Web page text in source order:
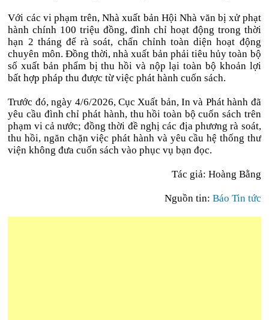
Với các vi phạm trên, Nhà xuất bản Hội Nhà văn bị xử phạt
hành chính 100 triệu đồng, đình chỉ hoạt động trong thời
hạn 2 tháng để rà soát, chấn chỉnh toàn diện hoạt động
chuyên môn. Đồng thời, nhà xuất bản phải tiêu hủy toàn bộ
số xuất bản phẩm bị thu hồi và nộp lại toàn bộ khoản lợi
bất hợp pháp thu được từ việc phát hành cuốn sách.
Trước đó, ngày 4/6/2026, Cục Xuất bản, In và Phát hành đã
yêu cầu đình chỉ phát hành, thu hồi toàn bộ cuốn sách trên
phạm vi cả nước; đồng thời đề nghị các địa phương rà soát,
thu hồi, ngăn chặn việc phát hành và yêu cầu hệ thống thư
viện không đưa cuốn sách vào phục vụ bạn đọc.
Tác giả: Hoàng Bằng
Nguồn tin: Báo Tin tức